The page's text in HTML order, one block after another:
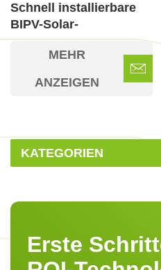
Schnell installierbare
BIPV-Solar-
Dachmontagesysteme
MEHR
ANZEIGEN
KATEGORIEN
Erste